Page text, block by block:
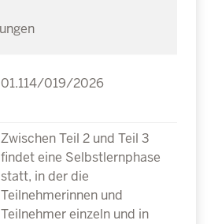
01.114/019/2026
Zwischen Teil 2 und Teil 3
findet eine Selbstlernphase
statt, in der die
Teilnehmerinnen und
Teilnehmer einzeln und in